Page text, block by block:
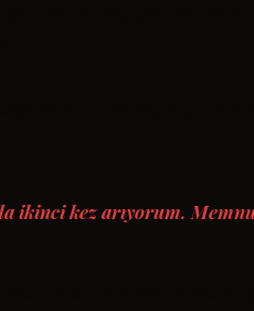
ikinci kez arıyorum.